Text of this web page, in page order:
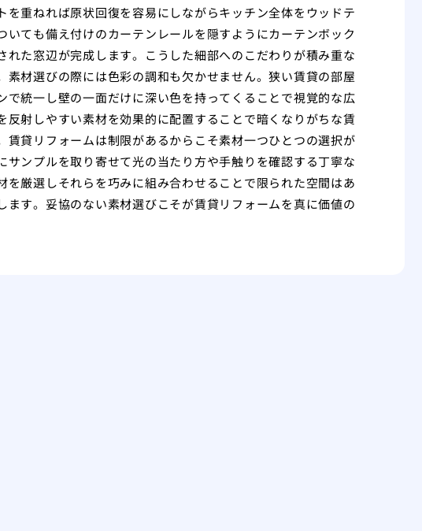
重ねれば原状回復を容易にしながらキッチン全体をウッドテ
ても備え付けのカーテンレールを隠すようにカーテンボック
た窓辺が完成します。こうした細部へのこだわりが積み重な
材選びの際には色彩の調和も欠かせません。狭い賃貸の部屋
統一し壁の一面だけに深い色を持ってくることで視覚的な広
射しやすい素材を効果的に配置することで暗くなりがちな賃
貸リフォームは制限があるからこそ素材一つひとつの選択が
ンプルを取り寄せて光の当たり方や手触りを確認する丁寧な
厳選しそれらを巧みに組み合わせることで限られた空間はあ
す。妥協のない素材選びこそが賃貸リフォームを真に価値の